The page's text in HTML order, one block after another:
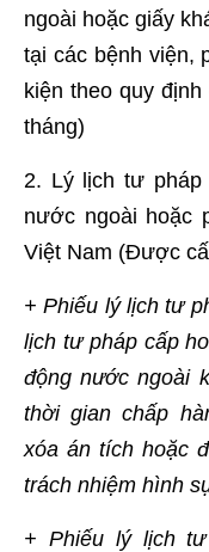
ngoài hoặc giấy
tại các bệnh viện,
kiện theo quy
tháng)
2. Lý lịch tư
nước ngoài hoặc
Việt Nam (Được
+ Phiếu lý lịch tư
lịch tư pháp cấp
động nước ngoài
thời gian chấp
xóa án tích hoặc
trách nhiệm hình
+ Phiếu lý lịch